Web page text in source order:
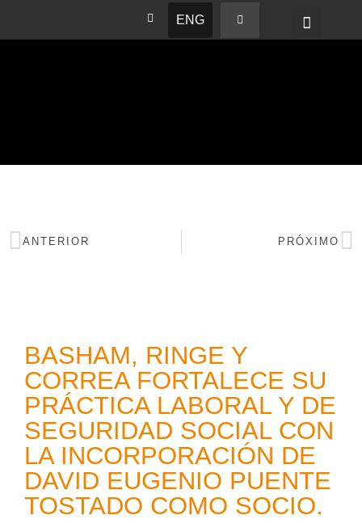
ENG
ANTERIOR PRÓXIMO
BASHAM, RINGE Y
CORREA FORTALECE SU
PRÁCTICA LABORAL Y DE
SEGURIDAD SOCIAL CON
LA INCORPORACIÓN DE
DAVID EUGENIO PUENTE
TOSTADO COMO SOCIO.